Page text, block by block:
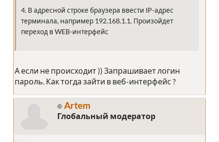
4. В адресной строке браузера ввести IP-адрес
терминала, например 192.168.1.1. Произойдет
переход в WEB-интерфейс
А если не происходит )) Запрашивает логин
пароль. Как тогда зайти в веб-интерфейс ?
Artem
Глобальный модератор